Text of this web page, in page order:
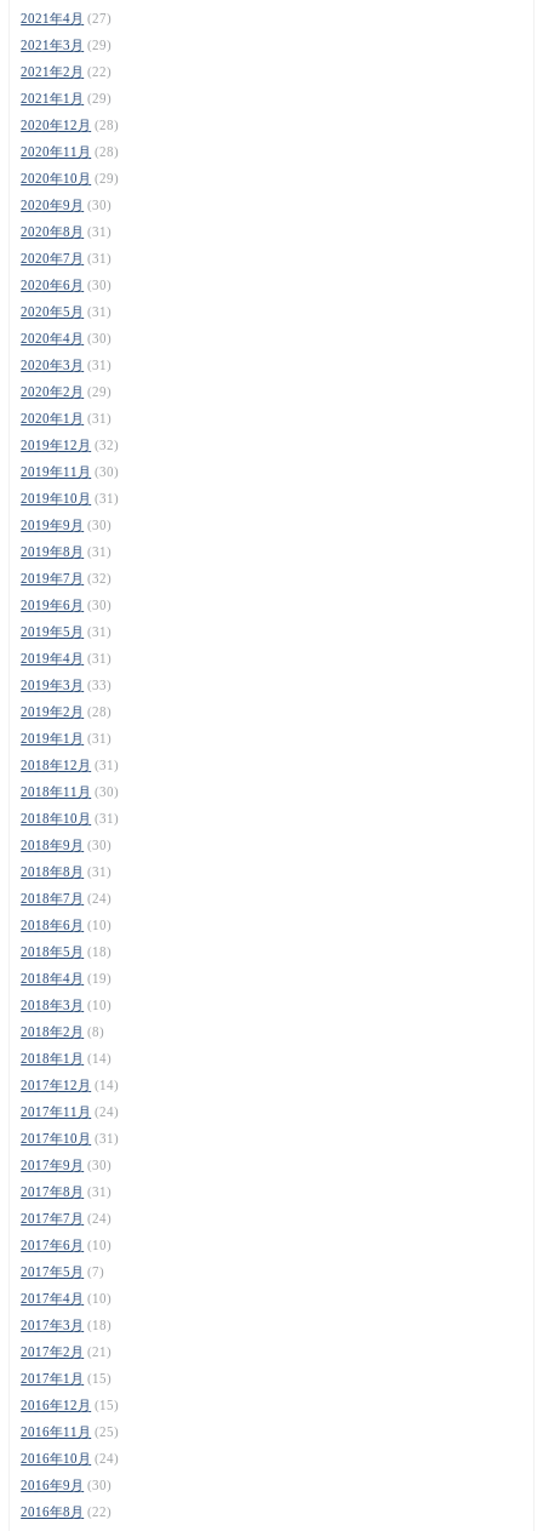
2021年4月 (27)
2021年3月 (29)
2021年2月 (22)
2021年1月 (29)
2020年12月 (28)
2020年11月 (28)
2020年10月 (29)
2020年9月 (30)
2020年8月 (31)
2020年7月 (31)
2020年6月 (30)
2020年5月 (31)
2020年4月 (30)
2020年3月 (31)
2020年2月 (29)
2020年1月 (31)
2019年12月 (32)
2019年11月 (30)
2019年10月 (31)
2019年9月 (30)
2019年8月 (31)
2019年7月 (32)
2019年6月 (30)
2019年5月 (31)
2019年4月 (31)
2019年3月 (33)
2019年2月 (28)
2019年1月 (31)
2018年12月 (31)
2018年11月 (30)
2018年10月 (31)
2018年9月 (30)
2018年8月 (31)
2018年7月 (24)
2018年6月 (10)
2018年5月 (18)
2018年4月 (19)
2018年3月 (10)
2018年2月 (8)
2018年1月 (14)
2017年12月 (14)
2017年11月 (24)
2017年10月 (31)
2017年9月 (30)
2017年8月 (31)
2017年7月 (24)
2017年6月 (10)
2017年5月 (7)
2017年4月 (10)
2017年3月 (18)
2017年2月 (21)
2017年1月 (15)
2016年12月 (15)
2016年11月 (25)
2016年10月 (24)
2016年9月 (30)
2016年8月 (22)